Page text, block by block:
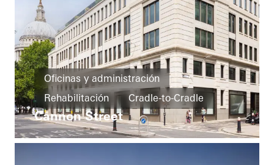
Oficinas y administración
Rehabilitación
Cradle-to-Cradle
BREEAM
Puertas
Fachadas
United Kingdom
Cannon Street